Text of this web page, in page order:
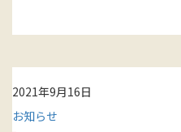
2021年9月16日
お知らせ